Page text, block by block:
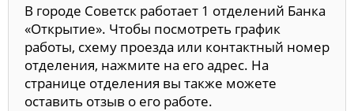
В городе Советск работает 1 отделений Банка
«Открытие». Чтобы посмотреть график
работы, схему проезда или контактный номер
отделения, нажмите на его адрес. На
странице отделения вы также можете
оставить отзыв о его работе.